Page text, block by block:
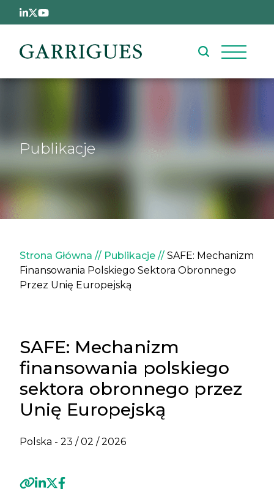
Przejdź do treści
Publikacje
Ścieżka nawigacyjna
Strona Główna Publikacje
SAFE: Mechanizm
Finansowania Polskiego Sektora Obronnego
Przez Unię Europejską
SAFE: Mechanizm
finansowania polskiego
sektora obronnego przez
Unię Europejską
Polska - 23 / 02 / 2026